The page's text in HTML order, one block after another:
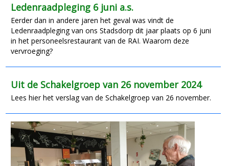
Ledenraadpleging 6 juni a.s.
Eerder dan in andere jaren het geval was vindt de
Ledenraadpleging van ons Stadsdorp dit jaar plaats op 6 juni
in het personeelsrestaurant van de RAI. Waarom deze
vervroeging?
Uit de Schakelgroep van 26 november 2024
Lees hier het verslag van de Schakelgroep van 26 november.